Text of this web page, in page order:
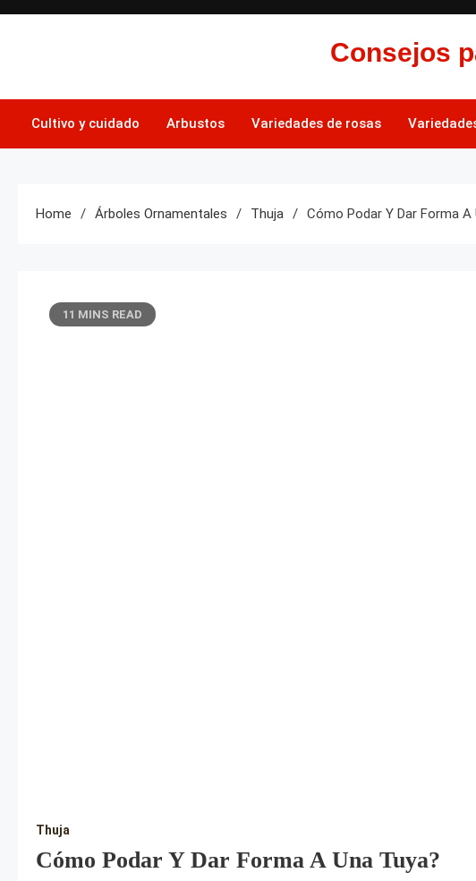
Skip
Consejos
Cultivo y cuidado Arbustos Variedades de rosas
Home Árboles Ornamentales Thuja Cómo Podar Y Dar Forma A
11 MINS READ
Thuja
Cómo Podar Y Dar Forma A Una Tuya?